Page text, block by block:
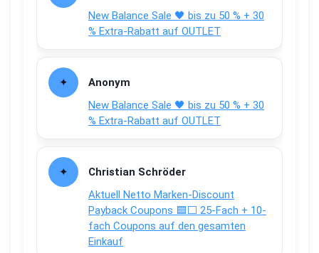
New Balance Sale 🖤 bis zu 50 % + 30
% Extra-Rabatt auf OUTLET
Anonym
New Balance Sale 🖤 bis zu 50 % + 30
% Extra-Rabatt auf OUTLET
Christian Schröder
Aktuell Netto Marken-Discount
Payback Coupons 🟦⬜ 25-Fach + 10-
fach Coupons auf den gesamten
Einkauf